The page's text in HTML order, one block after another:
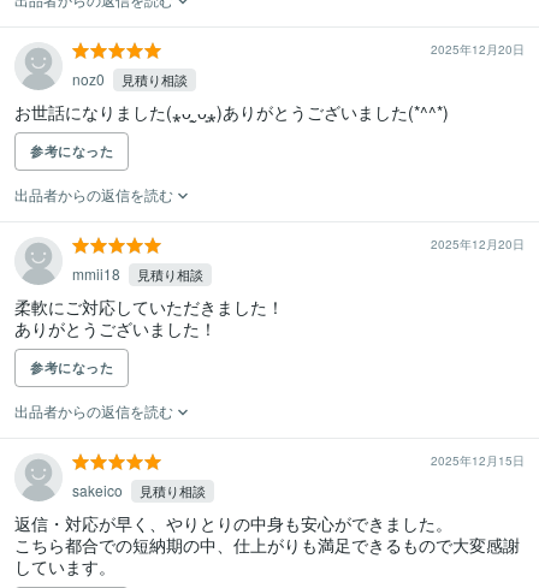
2025年12月20日
noz0 見積り相談
お世話になりました(⁎ᴗ͈ˬᴗ͈⁎)ありがとうございました(*^^*)
参考になった
出品者からの返信を読む
2025年12月20日
mmii18 見積り相談
柔軟にご対応していただきました！
ありがとうございました！
参考になった
出品者からの返信を読む
2025年12月15日
sakeico 見積り相談
返信・対応が早く、やりとりの中身も安心ができました。
こちら都合での短納期の中、仕上がりも満足できるもので大変感謝
しています。